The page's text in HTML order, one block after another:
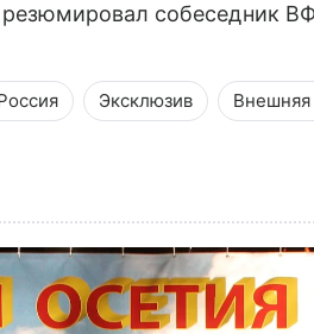
собеседник
Эксклюзив Внешняя